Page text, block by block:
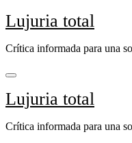
Saltar
al
Lujuria total
Crítica informada para una
Lujuria total
Crítica informada para una